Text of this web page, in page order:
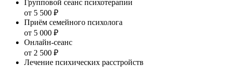
Групповой сеанс психотерапии
от 5 500 ₽
Приём семейного психолога
от 5 000 ₽
Онлайн-сеанс
от 2 500 ₽
Лечение психических расстройств